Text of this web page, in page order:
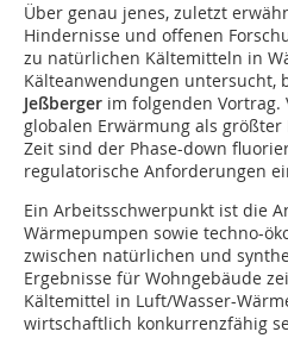
Über genau jenes, zuletzt
Hindernisse und offenen
zu natürlichen Kältemitteln in
Kälteanwendungen untersucht,
Jeßberger im folgenden
globalen Erwärmung als
Zeit sind der Phase-down
regulatorische Anforderungen
Ein Arbeitsschwerpunkt ist die
Wärmepumpen sowie techno-
zwischen natürlichen und
Ergebnisse für Wohngebäude
Kältemittel in Luft/Wasser-
wirtschaftlich konkurrenzfähig